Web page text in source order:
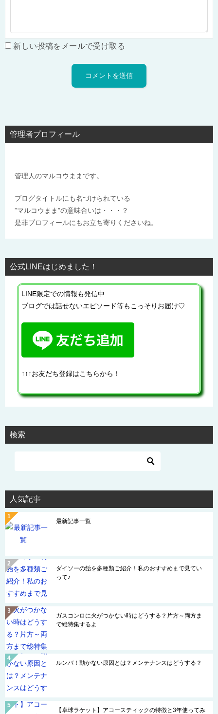
新しい投稿をメールで受け取る
管理者プロフィール
管理人のマルコウままです。
ブログタイトルにも名づけられている
”マルコウまま”の意味合いは・・・？
是非プロフィールにもお立ち寄りくださいね。
公式LINEはじめました！
LINE限定での情報も発信中
ブログでは話せないエピソード等もこっそりお届け♡
↑↑↑お友だち登録はこちらから！
検索
人気記事
最新記事一覧
ダイソーの飴を多種類ご紹介！私のおすすめまで見てい
って♪
ガスコンロに火がつかない時はどうする？片方～両方ま
で総特集するよ
ルンバ！動かない原因とは？メンテナンスはどうする？
【卓球ラケット】アコースティックの特徴と3年使ってみ